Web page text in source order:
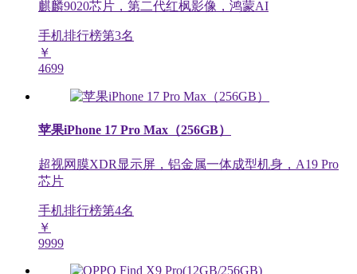
麒麟9020芯片，第二代红枫影像，鸿蒙AI
手机排行榜第3名
￥
4699
苹果iPhone 17 Pro Max（256GB）
超视网膜XDR显示屏，铝金属一体成型机身，A19 Pro
芯片
手机排行榜第4名
￥
9999